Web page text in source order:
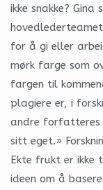
ikke snakke?
for å gi eller
mørk farge som
fargen til
plagiere er, i
andre forfatteres
sitt eget.»
Ekte frukt er ikke
ideen om å